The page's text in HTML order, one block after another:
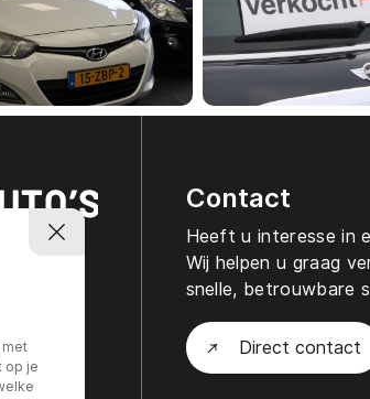
Contact
Heeft u interesse in
Wij helpen u graag
snelle, betrouwbare
Direct contact
op je